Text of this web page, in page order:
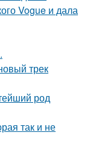
Vogue и дала
трек
род
так и не